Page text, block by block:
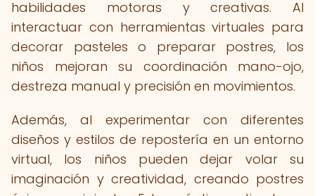
habilidades motoras y creativas. Al
interactuar con herramientas virtuales para
decorar pasteles o preparar postres, los
niños mejoran su coordinación mano-ojo,
destreza manual y precisión en movimientos.
Además, al experimentar con diferentes
diseños y estilos de repostería en un entorno
virtual, los niños pueden dejar volar su
imaginación y creatividad, creando postres